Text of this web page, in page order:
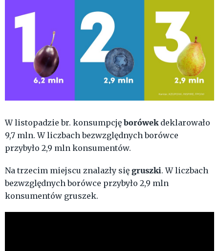
W listopadzie br. konsumpcję borówek deklarowało
9,7 mln. W liczbach bezwzględnych borówce
przybyło 2,9 mln konsumentów.
Na trzecim miejscu znalazły się gruszki. W liczbach
bezwzględnych borówce przybyło 2,9 mln
konsumentów gruszek.